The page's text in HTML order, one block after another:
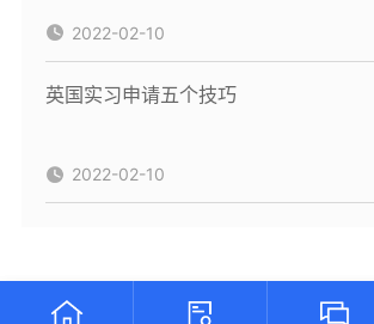
2022-02-10
英国实习申请五个技巧
2022-02-10